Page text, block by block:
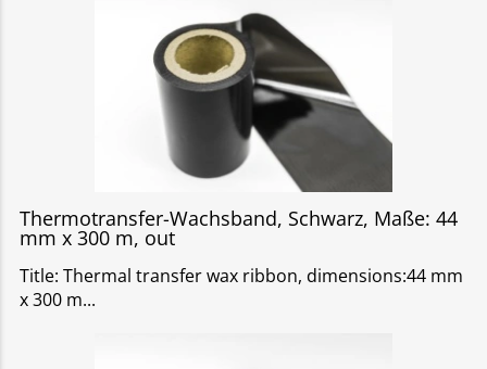
Thermotransfer-Wachsband, Schwarz, Maße: 44
mm x 300 m, out
Title: Thermal transfer wax ribbon, dimensions:44 mm
x 300 m